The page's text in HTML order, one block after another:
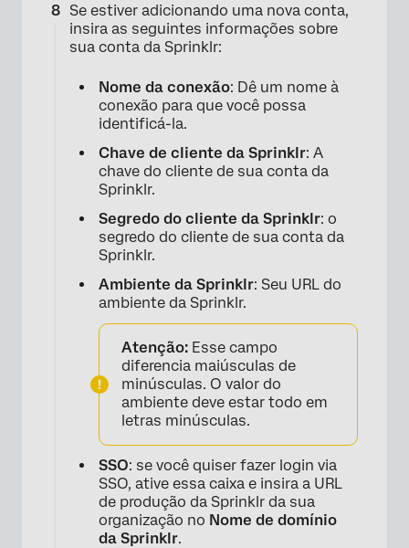
×
Se estiver adicionando uma nova conta,
insira as seguintes informações sobre
sua conta da Sprinklr:
Nome da conexão: Dê um nome à
conexão para que você possa
identificá-la.
Chave de cliente da Sprinklr: A
chave do cliente de sua conta da
Sprinklr.
Segredo do cliente da Sprinklr: o
segredo do cliente de sua conta da
Sprinklr.
Ambiente da Sprinklr: Seu URL do
ambiente da Sprinklr.
Atenção: Esse campo
diferencia maiúsculas de
minúsculas. O valor do
ambiente deve estar todo em
letras minúsculas.
SSO: se você quiser fazer login via
SSO, ative essa caixa e insira a URL
de produção da Sprinklr da sua
organização no Nome de domínio
da Sprinklr.